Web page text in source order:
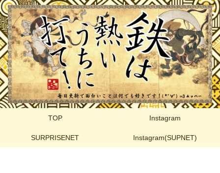
TOP Instagram
SURPRISENET Instagram(SUPNET)